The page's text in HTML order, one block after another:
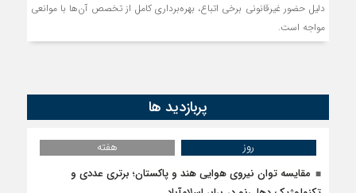
دلیل حضور غیرقانونی برخی اتباع، بهره‌برداری کامل از تخصص آن‌ها با موانعی
مواجه است.
پربازدید ها
روز
هفته
مقایسه توان نیروی هوایی هند و پاکستان؛ برتری عددی و